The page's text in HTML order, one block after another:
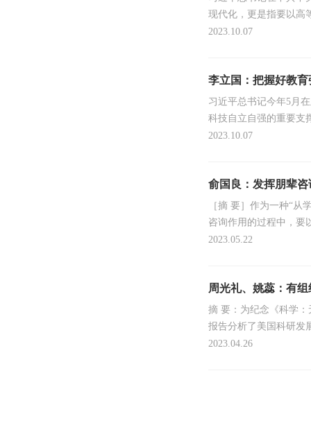
现代化，更是指要以高
高等教育龙头作用，我
2023.10.07
李立国：把握好教
习近平总书记今年5月
科技自立自强的重要支
要讲话,阐释了建设教
2023.10.07
俞国良：发挥朋辈
［摘 要］作为一种“
咨询作用的过程中，要
机干预2021年，教育
2023.05.22
周光礼、姚蕊：有
摘 要：为纪念《科学
报告分析了美国科研发
升美国全球科研竞争力
2023.04.26